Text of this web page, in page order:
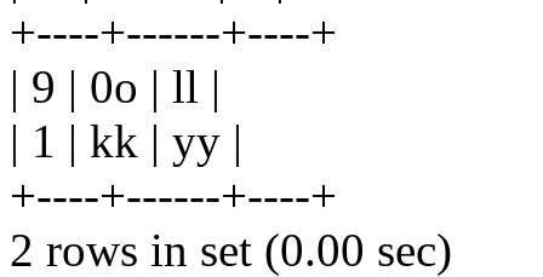
+----+------+----+
| 9 | 0o | ll |
| 1 | kk | yy |
+----+------+----+
2 rows in set (0.00 sec)